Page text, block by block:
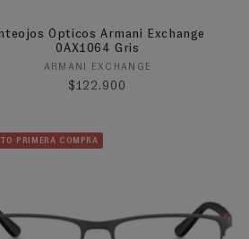
Ópticos Armani Exchange
0AX1064 Gris
Proveedor:
ARMANI EXCHANGE
Precio habitual
$122.900
PRIMERA COMPRA